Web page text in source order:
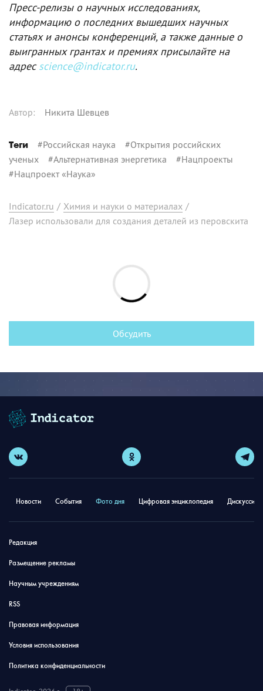
Пресс-релизы о научных исследованиях,
информацию о последних вышедших научных
статьях и анонсы конференций, а также данные о
выигранных грантах и премиях присылайте на
адресscience@indicator.ru.
Автор: Никита Шевцев
Теги #Российская наука #Открытия российских
ученых #Альтернативная энергетика #Нацпроекты
#Нацпроект «Наука»
Indicator.ru / Химия и науки о материалах /
Лазер использовали для создания деталей из перовскита
Обсудить
Новости События Фото дня Цифровая энциклопедия
Редакция
Размещение рекламы
Научным учреждениям
RSS
Правовая информация
Условия использования
Политика конфиденциальности